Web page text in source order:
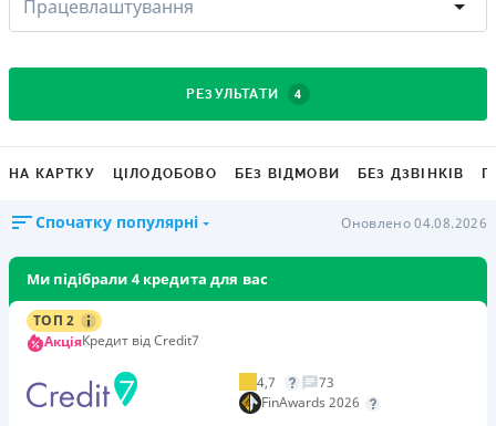
Працевлаштування
РЕЗУЛЬТАТИ 4
НА КАРТКУ ЦІЛОДОБОВО БЕЗ ВІДМОВИ БЕЗ ДЗВІНКІВ
Спочатку популярні Оновлено 04.08.2026
Ми підібрали 4 кредита для вас
ТОП 2
АкціяКредит від Credit7
4,7
73
FinAwards 2026